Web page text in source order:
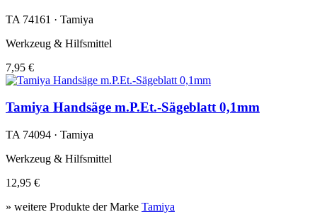
TA 74161 · Tamiya
Werkzeug & Hilfsmittel
7,95 €
Tamiya Handsäge m.P.Et.-Sägeblatt 0,1mm
TA 74094 · Tamiya
Werkzeug & Hilfsmittel
12,95 €
» weitere Produkte der Marke Tamiya